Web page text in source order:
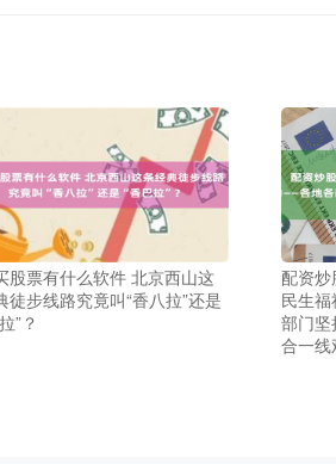
股票有什么软件 北京西山这
徒步线路究竟叫“香八拉”还是
”？
配资
民生
部门
合一线